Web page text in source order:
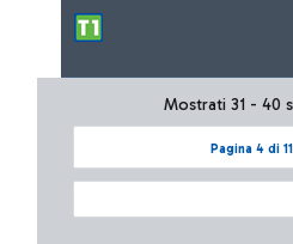
Pagina 4 di 11
Mostrati 31 - 40